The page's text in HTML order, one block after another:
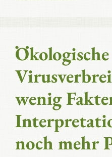
wenig
noch mehr